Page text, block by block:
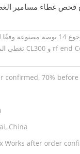
confirmed, 70%
China
Works after order